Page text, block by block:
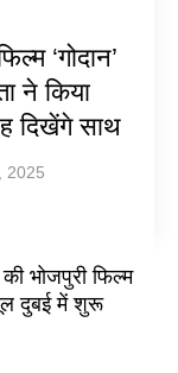
‘गोदान’
ने किया
दिखेंगे साथ
2025
की भोजपुरी फिल्म
दुबई में शुरू